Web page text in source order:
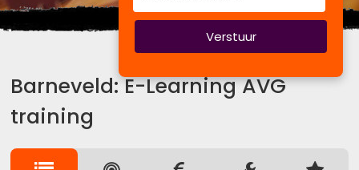
Wij kennen de weg.
Barneveld: E-Learning AVG
training
Verstuur